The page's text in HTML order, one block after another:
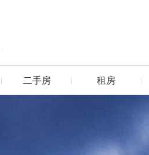
二手房 租房